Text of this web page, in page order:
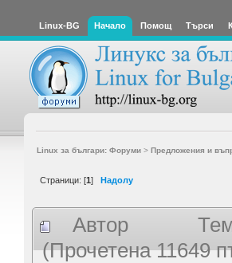
Linux-BG Начало Помощ Търси
Linux за българи: Форуми> Предложения и
Страници: [1] Надолу
Автор
(Прочетена 11649